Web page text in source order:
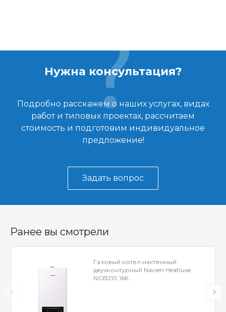
Нужна консультация?
Подробно расскажем о наших услугах, видах
работ и типовых проектах, рассчитаем
стоимость и подготовим индивидуальное
предложение!
Задать вопрос
Ранее вы смотрели
Газовый котел настенный
двухконтурный Navien Heatluxe
NGB210 16K